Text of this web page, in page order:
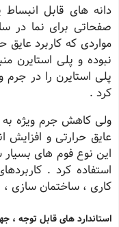
دانه های قابل
صفحاتی برای نما در
مواردی که کاربرد عایق
نبوده و پلی استایرن
پلی استایرن را در جرم
کرد .
ولی کاهش جرم ویژه
عایق حرارتی و افزایش
این نوع فوم های
کاری ، ساختمان سازی
استاندارد های قابل توجه ،